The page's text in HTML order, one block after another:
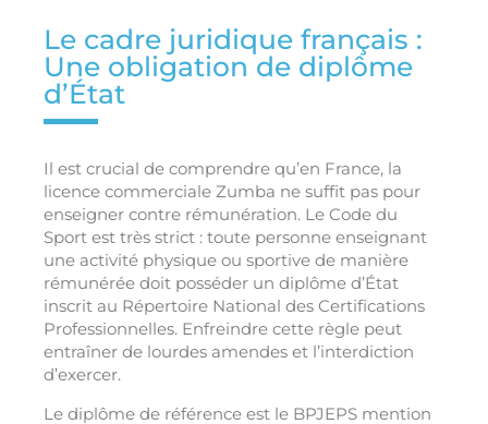
Le cadre juridique français :
Une obligation de diplôme
d’État
Il est crucial de comprendre qu’en France, la
licence commerciale Zumba ne suffit pas pour
enseigner contre rémunération. Le Code du
Sport est très strict : toute personne enseignant
une activité physique ou sportive de manière
rémunérée doit posséder un diplôme d’État
inscrit au Répertoire National des Certifications
Professionnelles. Enfreindre cette règle peut
entraîner de lourdes amendes et l’interdiction
d’exercer.
Le diplôme de référence est le BPJEPS mention